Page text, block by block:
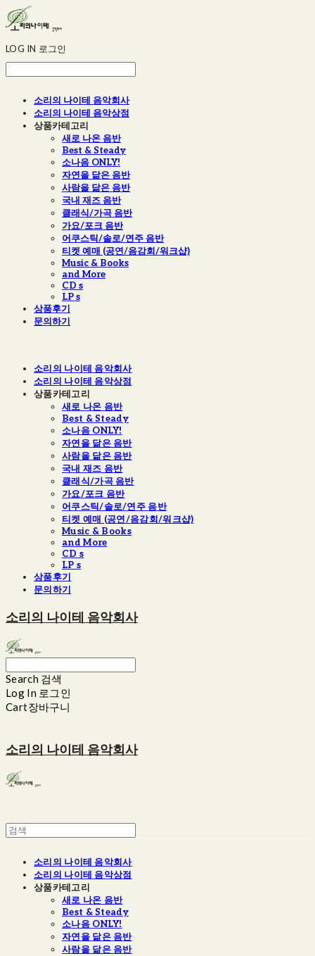
LOG IN 로그인
소리의 나이테 음악회사
소리의 나이테 음악상점
상품카테고리
새로 나온 음반
Best & Steady
소나음 ONLY!
자연을 닮은 음반
사람을 닮은 음반
국내 재즈 음반
클래식/가곡 음반
가요/포크 음반
어쿠스틱/솔로/연주 음반
티켓 예매 (공연/음감회/워크샵)
Music & Books
and More
CD s
LP s
상품후기
문의하기
소리의 나이테 음악회사
소리의 나이테 음악상점
상품카테고리
새로 나온 음반
Best & Steady
소나음 ONLY!
자연을 닮은 음반
사람을 닮은 음반
국내 재즈 음반
클래식/가곡 음반
가요/포크 음반
어쿠스틱/솔로/연주 음반
티켓 예매 (공연/음감회/워크샵)
Music & Books
and More
CD s
LP s
상품후기
문의하기
소리의 나이테 음악회사
Search 검색
Log In 로그인
Cart장바구니
소리의 나이테 음악회사
소리의 나이테 음악회사
소리의 나이테 음악상점
상품카테고리
새로 나온 음반
Best & Steady
소나음 ONLY!
자연을 닮은 음반
사람을 닮은 음반